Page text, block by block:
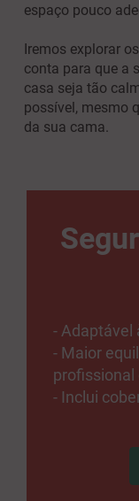
espaço pouco
Iremos explorar
conta para que a
casa seja tão
possível, mesmo
da sua cama.
- Adaptável
- Maior
profissional
- Inclui